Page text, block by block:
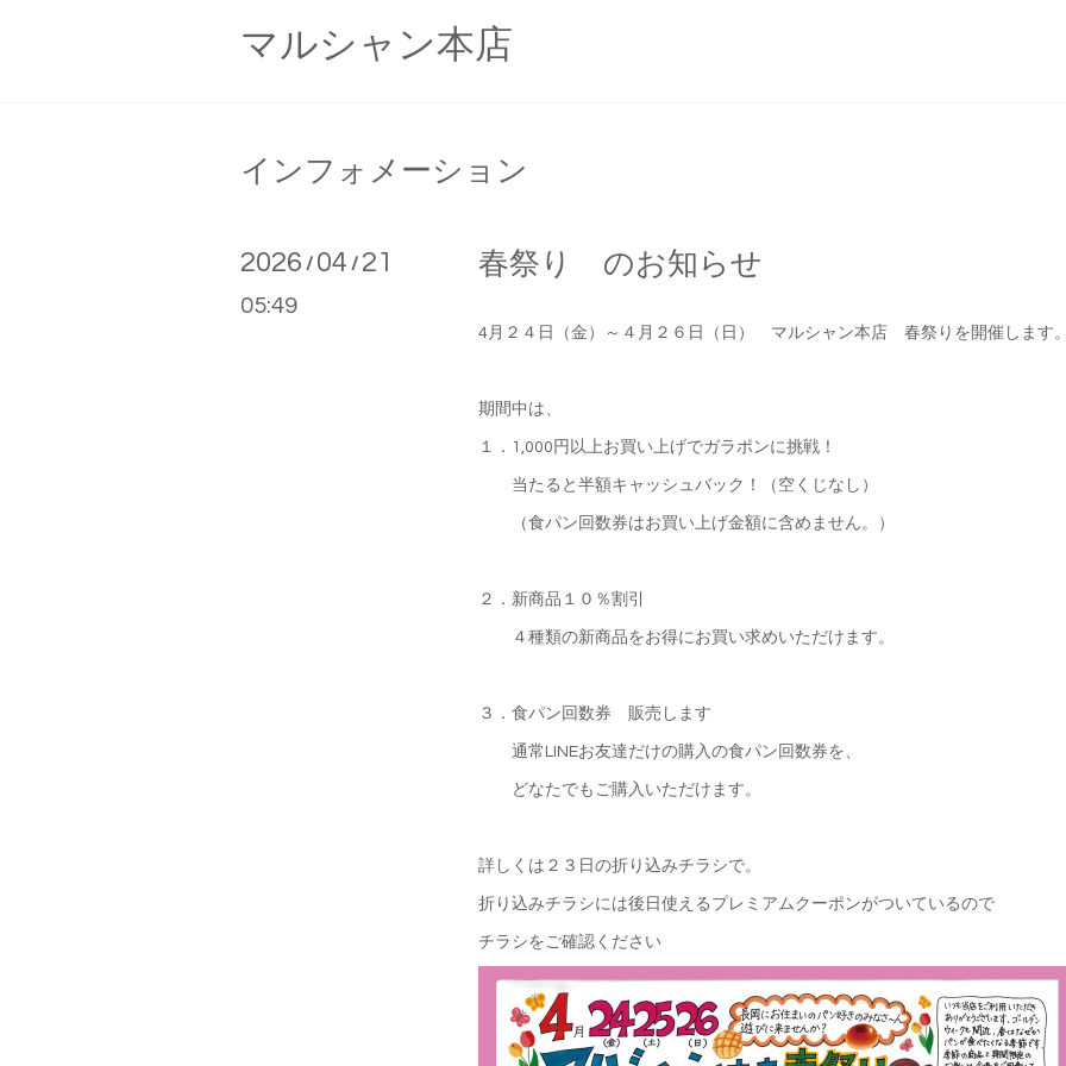
マルシャン本店
インフォメーション
2026 / 04 / 21
05:49
春祭り のお知らせ
4月２４日（金）～４月２６日（日） マルシャン本店 春祭りを開催します
期間中は、
１．1,000円以上お買い上げでガラポンに挑戦！
当たると半額キャッシュバック！（空くじなし）
（食パン回数券はお買い上げ金額に含めません。）
２．新商品１０％割引
４種類の新商品をお得にお買い求めいただけます。
３．食パン回数券 販売します
通常LINEお友達だけの購入の食パン回数券を、
どなたでもご購入いただけます。
詳しくは２３日の折り込みチラシで。
折り込みチラシには後日使えるプレミアムクーポンがついているので
チラシをご確認ください